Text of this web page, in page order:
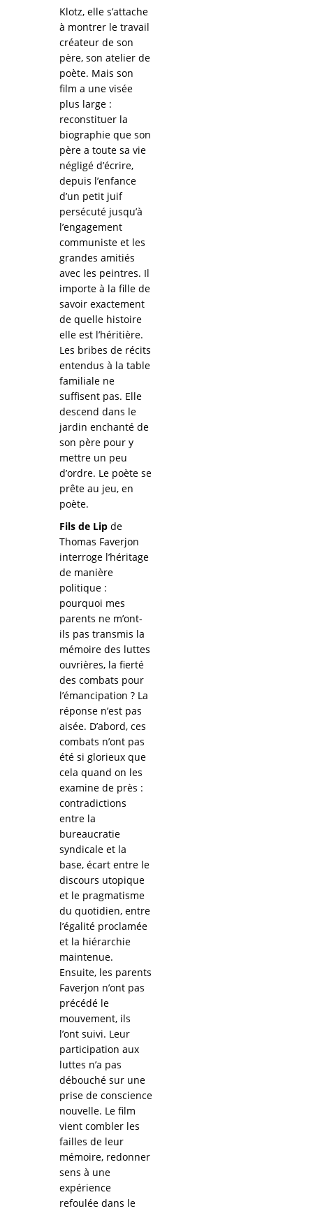
Klotz, elle s’attache
à montrer le travail
créateur de son
père, son atelier de
poète. Mais son
film a une visée
plus large :
reconstituer la
biographie que son
père a toute sa vie
négligé d’écrire,
depuis l’enfance
d’un petit juif
persécuté jusqu’à
l’engagement
communiste et les
grandes amitiés
avec les peintres. Il
importe à la fille de
savoir exactement
de quelle histoire
elle est l’héritière.
Les bribes de récits
entendus à la table
familiale ne
suffisent pas. Elle
descend dans le
jardin enchanté de
son père pour y
mettre un peu
d’ordre. Le poète se
prête au jeu, en
poète.
Fils de Lip de
Thomas Faverjon
interroge l’héritage
de manière
politique :
pourquoi mes
parents ne m’ont-
ils pas transmis la
mémoire des luttes
ouvrières, la fierté
des combats pour
l’émancipation ? La
réponse n’est pas
aisée. D’abord, ces
combats n’ont pas
été si glorieux que
cela quand on les
examine de près :
contradictions
entre la
bureaucratie
syndicale et la
base, écart entre le
discours utopique
et le pragmatisme
du quotidien, entre
l’égalité proclamée
et la hiérarchie
maintenue.
Ensuite, les parents
Faverjon n’ont pas
précédé le
mouvement, ils
l’ont suivi. Leur
participation aux
luttes n’a pas
débouché sur une
prise de conscience
nouvelle. Le film
vient combler les
failles de leur
mémoire, redonner
sens à une
expérience
refoulée dans le